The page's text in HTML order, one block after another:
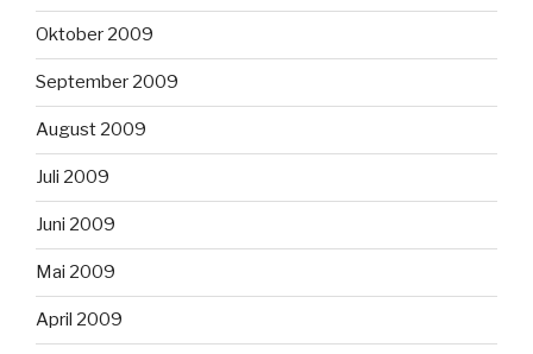
Oktober 2009
September 2009
August 2009
Juli 2009
Juni 2009
Mai 2009
April 2009